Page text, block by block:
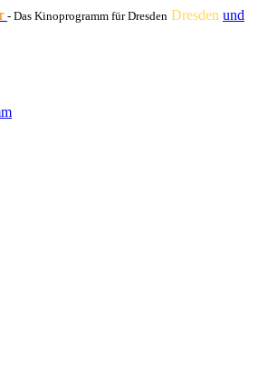
- Das Kinoprogramm für Dresden Dresden und